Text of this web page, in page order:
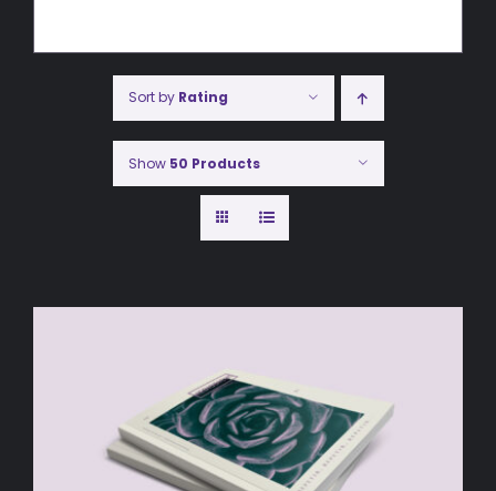
Sort by Rating
Show 50 Products
AÑADIR AL CARRITO / DETALLES